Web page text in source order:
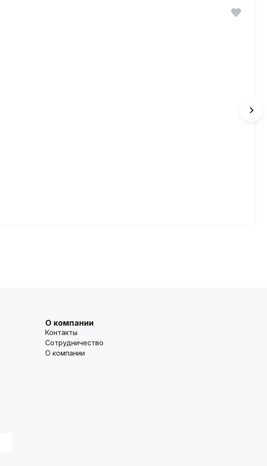
О компании
Контакты
Сотрудничество
О компании